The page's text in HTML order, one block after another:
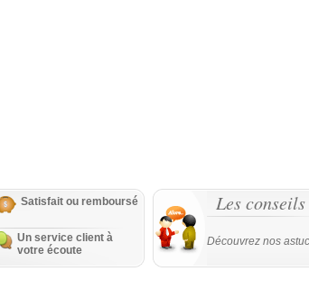
Satisfait ou remboursé
Un service client à
votre écoute
Les conseils
Découvrez nos